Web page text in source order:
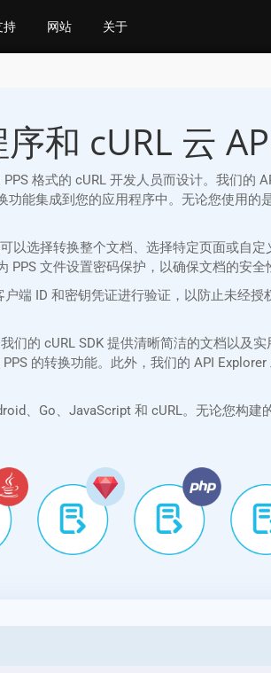
持 网站 关于
和 cURL 云
格式的 cURL 开发人员而设计。我们的
能集成到您的应用程序中。无论您使用的
以选择转换整个文档、选择特定页面或自
文件设置密码保护，以确保文档的安全
端 ID 和密钥凭证进行验证，以防止未经
的 cURL SDK 提供清晰简洁的文档以及实
的转换功能。此外，我们的 API
、Go、JavaScript 和 cURL。无论您构建